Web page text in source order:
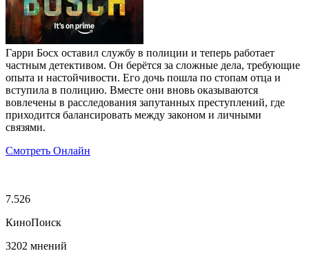
Гарри Босх оставил службу в полиции и теперь работает
частным детективом. Он берётся за сложные дела, требующие
опыта и настойчивости. Его дочь пошла по стопам отца и
вступила в полицию. Вместе они вновь оказываются
вовлечены в расследования запутанных преступлений, где
приходится балансировать между законом и личными
связями.
Смотреть Онлайн
7.526
КиноПоиск
3202 мнений